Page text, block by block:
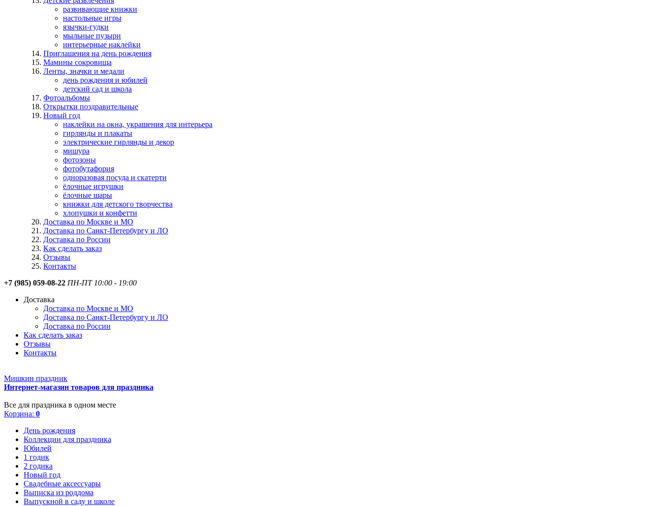
развивающие книжки
настольные игры
язычки-гудки
мыльные пузыри
интерьерные наклейки
Приглашения на день рождения
Мамины сокровища
Ленты, значки и медали
день рождения и юбилей
детский сад и школа
Фотоальбомы
Открытки поздравительные
Новый год
наклейки на окна, украшения для интерьера
гирлянды и плакаты
электрические гирлянды и декор
мишура
фотозоны
фотобутафория
одноразовая посуда и скатерти
ёлочные игрушки
ёлочные шары
книжки для детского творчества
хлопушки и конфетти
Доставка по Москве и МО
Доставка по Санкт-Петербургу и ЛО
Доставка по России
Как сделать заказ
Отзывы
Контакты
+7 (985) 059-08-22 ПН-ПТ 10:00 - 19:00
Доставка
Доставка по Москве и МО
Доставка по Санкт-Петербургу и ЛО
Доставка по России
Как сделать заказ
Отзывы
Контакты
Мишкин праздник
Интернет-магазин товаров для праздника
Все для праздника в одном месте
Корзина: 0
День рождения
Коллекции для праздника
Юбилей
1 годик
2 годика
Новый год
Свадебные аксессуары
Выписка из роддома
Выпускной в саду и школе